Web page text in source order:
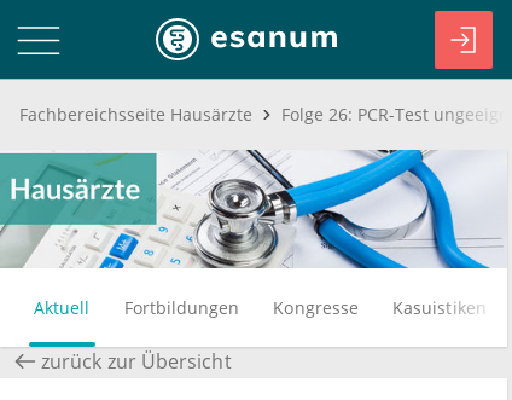
Fachbereichsseite Hausärzte
Aktuell Fortbildungen Kongresse Kasuistiken
zurück zur Übersicht